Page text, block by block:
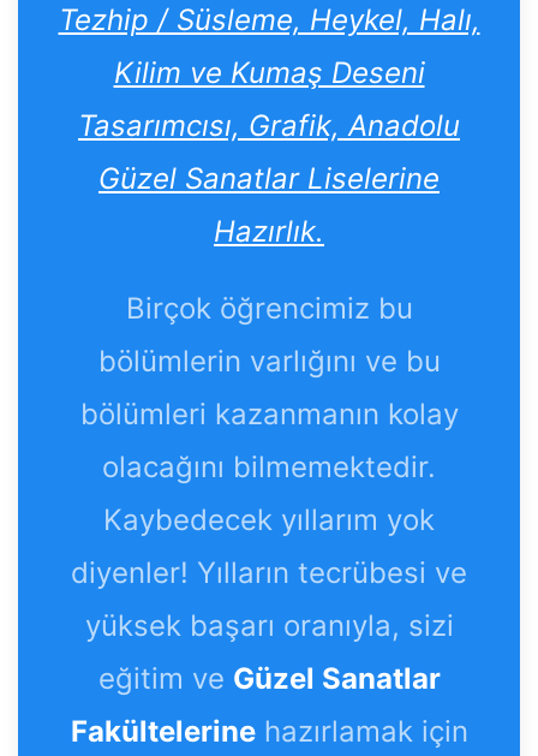
Tezhip / Süsleme, Heykel, Halı,
Kilim ve Kumaş Deseni
Tasarımcısı, Grafik, Anadolu
Güzel Sanatlar Liselerine
Hazırlık.
Birçok öğrencimiz bu
bölümlerin varlığını ve bu
bölümleri kazanmanın kolay
olacağını bilmemektedir.
Kaybedecek yıllarım yok
diyenler! Yılların tecrübesi ve
yüksek başarı oranıyla, sizi
eğitim ve Güzel Sanatlar
Fakültelerinehazırlamak için